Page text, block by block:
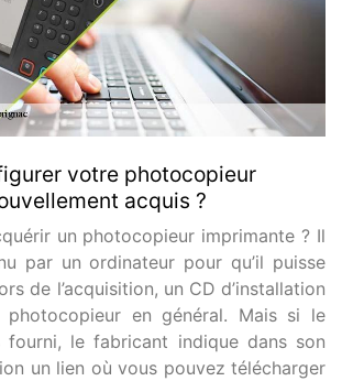
votre photocopieur
acquis ?
un photocopieur imprimante ? Il
par un ordinateur pour qu’il puisse
de l’acquisition, un CD d’installation
photocopieur en général. Mais si le
fourni, le fabricant indique dans son
un lien où vous pouvez télécharger